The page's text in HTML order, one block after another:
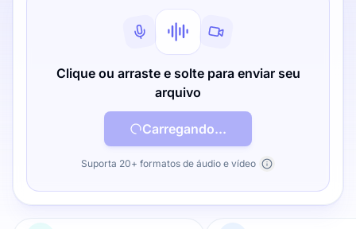
Clique ou arraste e solte para enviar seu
arquivo
Carregando...
Suporta 20+ formatos de áudio e vídeo